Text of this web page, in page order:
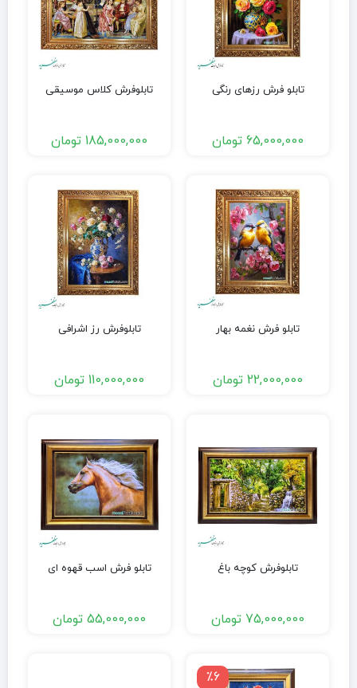
تابلو فرش رزهای رنگی
65,000,000 تومان
تابلوفرش کلاس موسیقی
185,000,000 تومان
تابلو فرش نغمه بهار
22,000,000 تومان
تابلوفرش رز اشرافی
110,000,000 تومان
تابلوفرش کوچه باغ
75,000,000 تومان
تابلو فرش اسب قهوه ای
55,000,000 تومان
٪6